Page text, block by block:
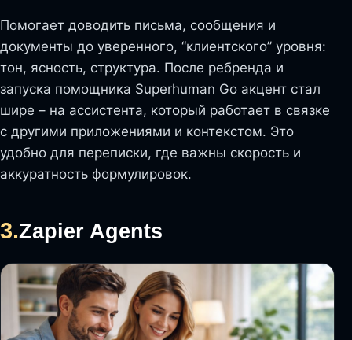
Помогает доводить письма, сообщения и
документы до уверенного, “клиентского” уровня:
тон, ясность, структура. После ребренда и
запуска помощника Superhuman Go акцент стал
шире – на ассистента, который работает в связке
с другими приложениями и контекстом. Это
удобно для переписки, где важны скорость и
аккуратность формулировок.
3.Zapier Agents